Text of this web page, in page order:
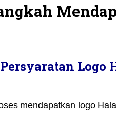
Logo
mendapatkan logo